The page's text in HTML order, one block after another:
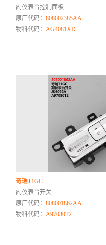
副仪表台控制面板
原厂代码：808002385AA
物料代码：AG4081XD
奇瑞T1GC
副仪表台开关
原厂代码：808001862AA
物料代码：A97080T2